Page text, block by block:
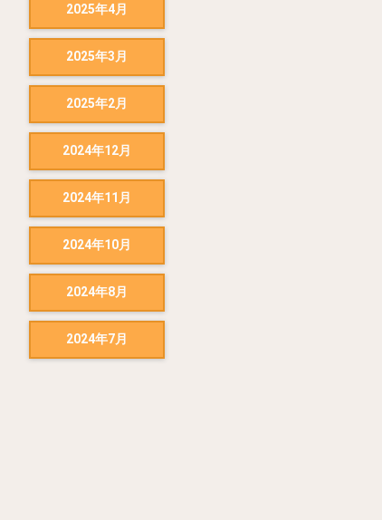
2025年4月
2025年3月
2025年2月
2024年12月
2024年11月
2024年10月
2024年8月
2024年7月